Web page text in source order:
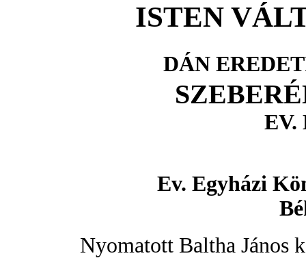
ISTEN
DÁN
EV.
Ev. Egyházi
Nyomatott Baltha János